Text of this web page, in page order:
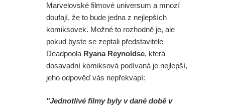
Marvelovské filmové universum a mnozí
doufají, že to bude jedna z nejlepších
komiksovek. Možné to rozhodně je, ale
pokud byste se zeptali představitele
Deadpoola Ryana Reynoldse, která
dosavadní komiksová podívaná je nejlepší,
jeho odpověď vás nepřekvapí:
"Jednotlivé filmy byly v dané době v